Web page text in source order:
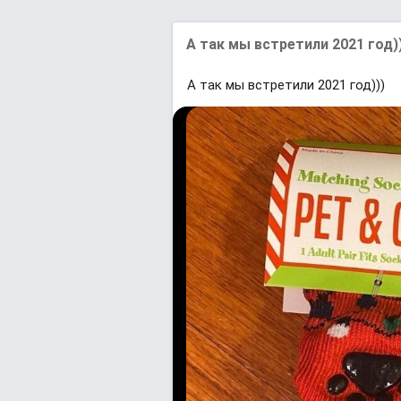
А так мы встретили 2021
А так мы встретили 2021 год)))